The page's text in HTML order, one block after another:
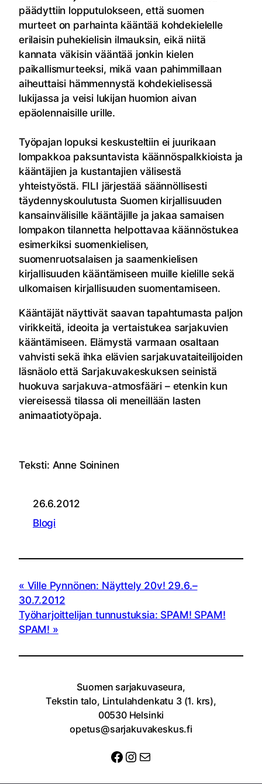
päädyttiin lopputulokseen, että suomen
murteet on parhainta kääntää kohdekielelle
erilaisin puhekielisin ilmauksin, eikä niitä
kannata väkisin vääntää jonkin kielen
paikallismurteeksi, mikä vaan pahimmillaan
aiheuttaisi hämmennystä kohdekielisessä
lukijassa ja veisi lukijan huomion aivan
epäolennaisille urille.
Työpajan lopuksi keskusteltiin ei juurikaan
lompakkoa paksuntavista käännöspalkkioista ja
kääntäjien ja kustantajien välisestä
yhteistyöstä. FILI järjestää säännöllisesti
täydennyskoulutusta Suomen kirjallisuuden
kansainvälisille kääntäjille ja jakaa samaisen
lompakon tilannetta helpottavaa käännöstukea
esimerkiksi suomenkielisen,
suomenruotsalaisen ja saamenkielisen
kirjallisuuden kääntämiseen muille kielille sekä
ulkomaisen kirjallisuuden suomentamiseen.
Kääntäjät näyttivät saavan tapahtumasta paljon
virikkeitä, ideoita ja vertaistukea sarjakuvien
kääntämiseen. Elämystä varmaan osaltaan
vahvisti sekä ihka elävien sarjakuvataiteilijoiden
läsnäolo että Sarjakuvakeskuksen seinistä
huokuva sarjakuva-atmosfääri – etenkin kun
viereisessä tilassa oli meneillään lasten
animaatiotyöpaja.
Teksti: Anne Soininen
26.6.2012
Blogi
Ville Pynnönen: Näyttely 20v! 29.6.–
30.7.2012
Työharjoittelijan tunnustuksia: SPAM! SPAM!
SPAM!
Suomen sarjakuvaseura,
Tekstin talo, Lintulahdenkatu 3 (1. krs),
00530 Helsinki
opetus@sarjakuvakeskus.fi
Facebook
Instagram
Sähköposti